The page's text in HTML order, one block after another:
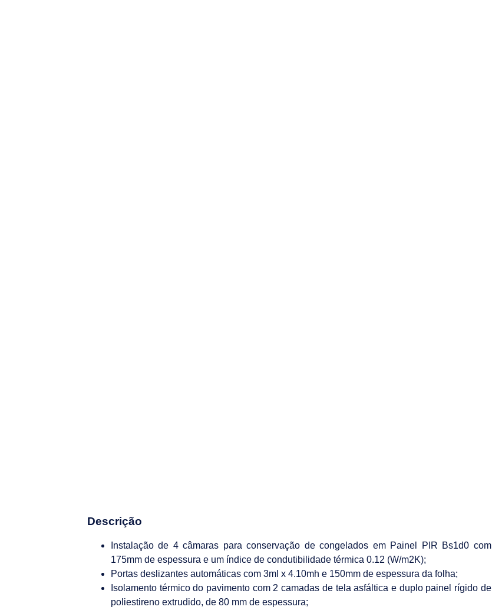
Descrição
Instalação de 4 câmaras para conservação de congelados em Painel PIR Bs1d0 com
175mm de espessura e um índice de condutibilidade térmica 0.12 (W/m2K);
Portas deslizantes automáticas com 3ml x 4.10mh e 150mm de espessura da folha;
Isolamento térmico do pavimento com 2 camadas de tela asfáltica e duplo painel rígido de
poliestireno extrudido, de 80 mm de espessura;